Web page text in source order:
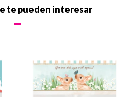
te pueden interesar